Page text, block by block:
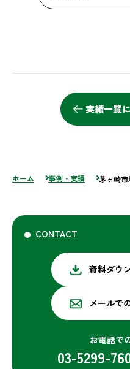
実績一覧
ホーム 事例・実績 茅ヶ崎
CONTACT
資料ダウ
メールで
お電話で
03-5299-